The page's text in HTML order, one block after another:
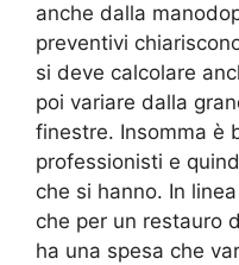
anche dalla
preventivi
si deve calcolare
poi variare dalla
finestre. Insomma è
professionisti e
che si hanno. In
che per un restauro
ha una spesa che